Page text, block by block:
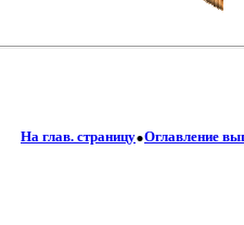
На глав. страницу.Оглавление